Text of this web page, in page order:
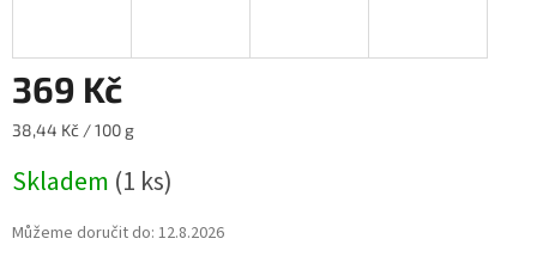
369 Kč
Měrná
38,44 Kč / 100 g
Skladem (1 ks)
Můžeme doručit do: 12.8.2026